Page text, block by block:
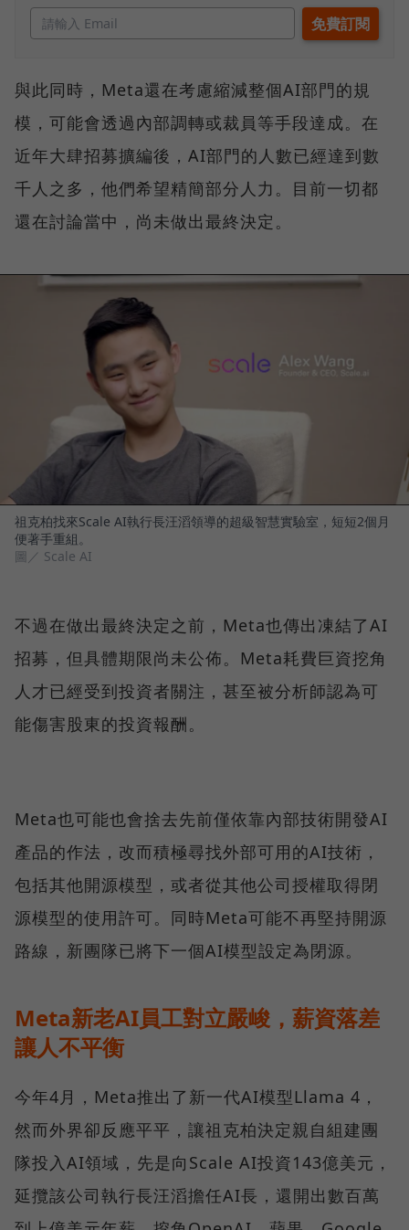
與此同時，Meta還在考慮縮減整個AI部門的規
模，可能會透過內部調轉或裁員等手段達成。在
近年大肆招募擴編後，AI部門的人數已經達到數
千人之多，他們希望精簡部分人力。目前一切都
還在討論當中，尚未做出最終決定。
祖克柏找來Scale AI執行長汪滔領導的超級智慧實驗室，短短2個月
便著手重組。
圖／ Scale AI
不過在做出最終決定之前，Meta也傳出凍結了AI
招募，但具體期限尚未公佈。Meta耗費巨資挖角
人才已經受到投資者關注，甚至被分析師認為可
能傷害股東的投資報酬。
Meta也可能也會捨去先前僅依靠內部技術開發AI
產品的作法，改而積極尋找外部可用的AI技術，
包括其他開源模型，或者從其他公司授權取得閉
源模型的使用許可。同時Meta可能不再堅持開源
路線，新團隊已將下一個AI模型設定為閉源。
Meta新老AI員工對立嚴峻，薪資落差
讓人不平衡
今年4月，Meta推出了新一代AI模型Llama 4，
然而外界卻反應平平，讓祖克柏決定親自組建團
隊投入AI領域，先是向Scale AI投資143億美元，
延攬該公司執行長汪滔擔任AI長，還開出數百萬